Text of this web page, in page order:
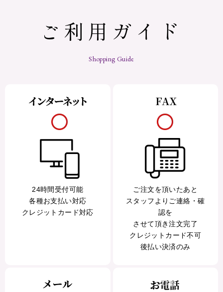
ご利用ガイド
Shopping Guide
24時間受付可能
各種お支払い対応
クレジットカード対応
ご注文を頂いたあと
スタッフよりご連絡・確
認を
させて頂き注文完了
クレジットカード不可
後払い決済のみ